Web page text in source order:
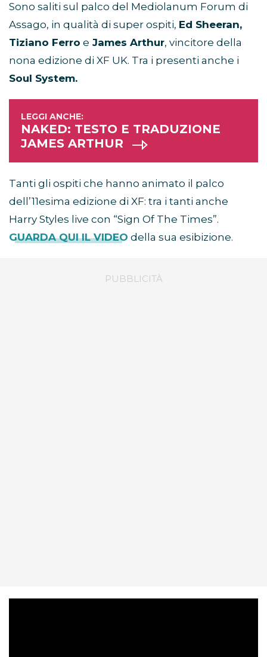
Sono saliti sul palco del Mediolanum Forum di
Assago, in qualità di super ospiti, Ed Sheeran,
Tiziano Ferro e James Arthur, vincitore della
nona edizione di XF UK. Tra i presenti anche i
Soul System.
NAKED: TESTO E TRADUZIONE
JAMES ARTHUR
Tanti gli ospiti che hanno animato il palco
dell’11esima edizione di XF: tra i tanti anche
Harry Styles live con “Sign Of The Times”.
GUARDA QUI IL VIDEO della sua esibizione.